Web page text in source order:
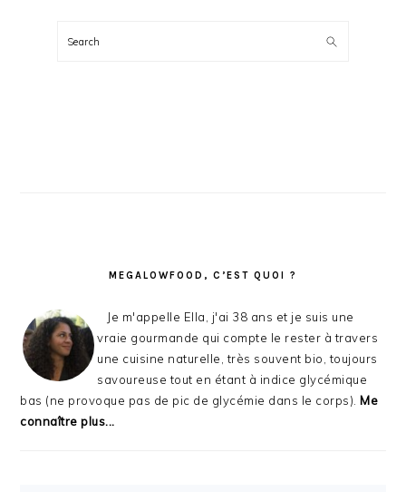
LATÉRALE
Search
MEGALOWFOOD, C’EST QUOI ?
Je m'appelle Ella, j'ai 38 ans et je suis une
vraie gourmande qui compte le rester à travers
une cuisine naturelle, très souvent bio, toujours
savoureuse tout en étant à indice glycémique
bas (ne provoque pas de pic de glycémie dans le corps). Me
connaître plus...